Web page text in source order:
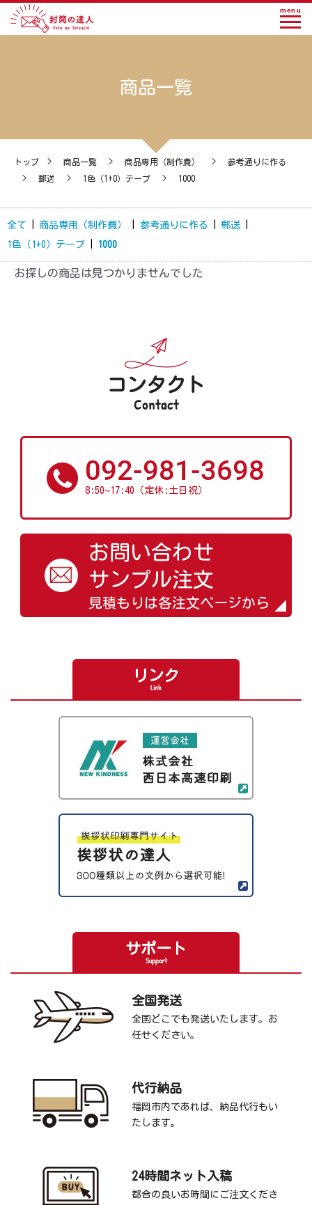
menu
商品一覧
トップ > 商品一覧 > 商品専用（制作費） >
参考通りに作る
>
郵送 > 1色（1+0）テープ > 1000
全て 商品専用（制作費） 参考通りに作る 郵送
1色（1+0）テープ
1000
お探しの商品は見つかりませんでした
コンタクト
Contact
092-981-3698
8:50~17:40（定休:土日祝）
お問い合わせ
サンプル注文
見積もりは各注文ページから
リンク
Link
サポート
Support
全国発送
全国どこでも発送いたします。お
任せください。
代行納品
福岡市内であれば、納品代行もい
たします。
24時間ネット入稿
都合の良いお時間にご注文くださ